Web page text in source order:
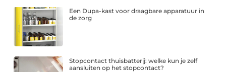
Een Dupa-kast voor draagbare apparatuur in
de zorg
Stopcontact thuisbatterij: welke kun je zelf
aansluiten op het stopcontact?